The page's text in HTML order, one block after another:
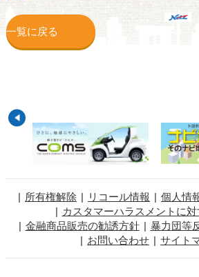
一覧に戻る
所有権解除 リコール情報
個人情
カスタマーハラスメントに
金融商品販売の勧誘方針
暴力団等
お問い合わせ
サイト